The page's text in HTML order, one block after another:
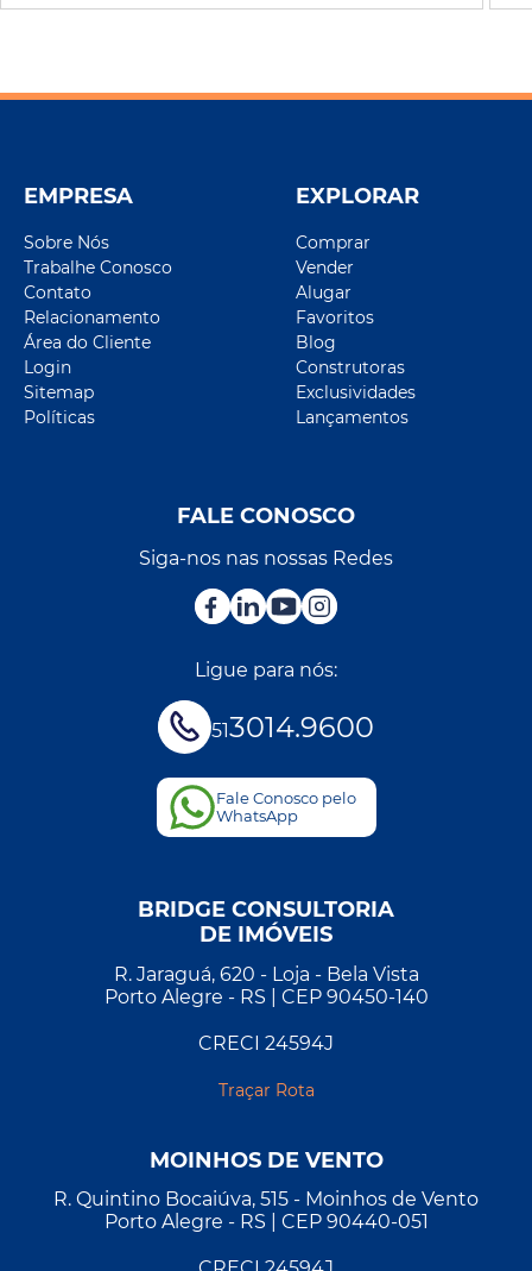
EMPRESA
Sobre Nós
Trabalhe Conosco
Contato
Relacionamento
Área do Cliente
Login
Sitemap
Políticas
EXPLORAR
Comprar
Vender
Alugar
Favoritos
Blog
Construtoras
Exclusividades
Lançamentos
FALE CONOSCO
Siga-nos nas nossas Redes
Ligue para nós:
513014.9600
Fale Conosco pelo
WhatsApp
BRIDGE CONSULTORIA
DE IMÓVEIS
R. Jaraguá, 620 - Loja - Bela Vista
Porto Alegre - RS | CEP 90450-140
CRECI 24594J
Traçar Rota
MOINHOS DE VENTO
R. Quintino Bocaiúva, 515 - Moinhos de Vento
Porto Alegre - RS | CEP 90440-051